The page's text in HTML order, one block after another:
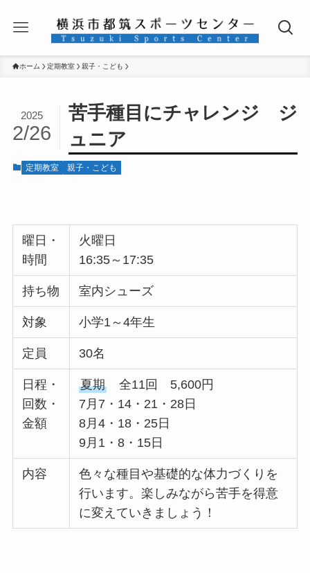
ホーム 定期教室 親子・こども
苦手種目にチャレンジ ジ
ュニア
2025
2/26
定期教室 親子・こども
曜日・
時間
火曜日
16:35～17:35
持ち物 室内シューズ
対象 小学1～4年生
定員 30名
日程・
回数・
金額
夏期 全11回 5,600円
7月7・14・21・28日
8月4・18・25日
9月1・8・15日
内容
色々な種目や基礎的な体力づくりを
行います。楽しみながら苦手を得意
に変えていきましょう！